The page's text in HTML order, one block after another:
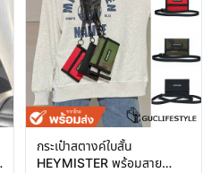
กระเป๋าสตางค์ใบสั้น
HEYMISTER พร้อมสาย